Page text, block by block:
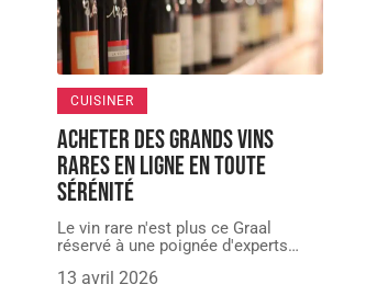
CUISINER
Acheter des grands vins
rares en ligne en toute
sérénité
Le vin rare n'est plus ce Graal
réservé à une poignée d'experts…
13 avril 2026